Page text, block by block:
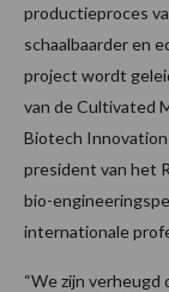
productieproces
schaalbaarder en
project wordt
van de Cultivated
Biotech Innovation
president van het
bio-
internationale
“We zijn